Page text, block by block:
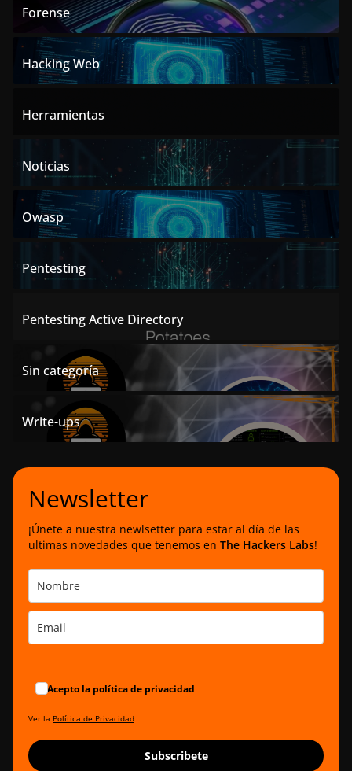
Forense
Hacking Web
Herramientas
Noticias
Owasp
Pentesting
Pentesting Active Directory
Sin categoría
Write-ups
Newsletter
¡Únete a nuestra newlsetter para estar al día de las
ultimas novedades que tenemos en The Hackers Labs!
Acepto la política de privacidad
Ver la Política de Privacidad
Subscribete